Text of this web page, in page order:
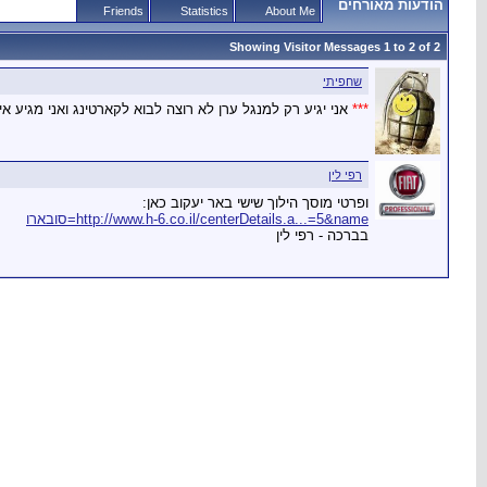
הודעות מאורחים About Me
Statistics
Friends
Showing Visitor Messages 1 to 2 of 2
שחפיתי
*
*
* אני יגיע רק למנגל ערן לא רוצה לבוא לקארטינג ואני מגיע
רפי לין
ופרטי מוסך הילוך שישי באר יעקוב כאן:
http://www.h-6.co.il/centerDetails.a...=5&name=סובארו
בברכה - רפי לין